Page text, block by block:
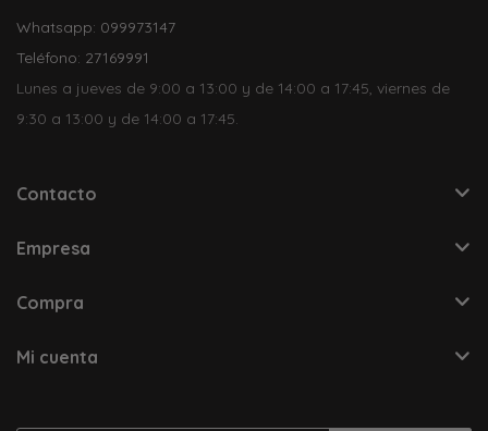
Whatsapp: 099973147
Teléfono: 27169991
Lunes a jueves de 9:00 a 13:00 y de 14:00 a 17:45, viernes de
9:30 a 13:00 y de 14:00 a 17:45.
Contacto
Empresa
Compra
Mi cuenta